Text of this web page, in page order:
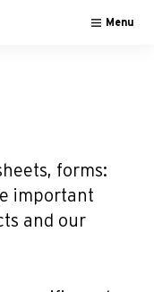
Menu
forms:
important
and our